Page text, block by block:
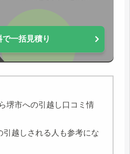
で一括見積り
堺市への引越し口コミ情
引越しされる人も参考にな